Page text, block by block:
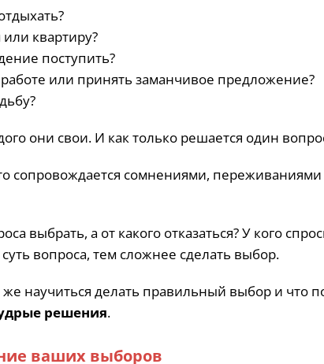
квартиру?
поступить?
или принять заманчивое предложение?
они свои. И как только решается один
сопровождается сомнениями,
выбрать, а от какого отказаться? У кого
вопроса, тем сложнее сделать выбор.
же научиться делать правильный выбор и что
решения.
ваших выборов